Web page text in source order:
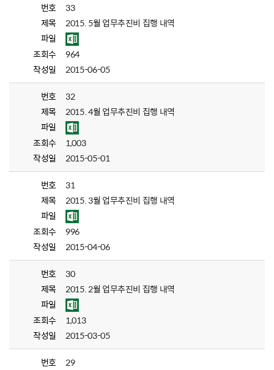
번호
33
제목
2015. 5월 업무추진비 집행 내역
파일
조회수
964
작성일
2015-06-05
번호
32
제목
2015. 4월 업무추진비 집행 내역
파일
조회수
1,003
작성일
2015-05-01
번호
31
제목
2015. 3월 업무추진비 집행 내역
파일
조회수
996
작성일
2015-04-06
번호
30
제목
2015. 2월 업무추진비 집행 내역
파일
조회수
1,013
작성일
2015-03-05
번호
29